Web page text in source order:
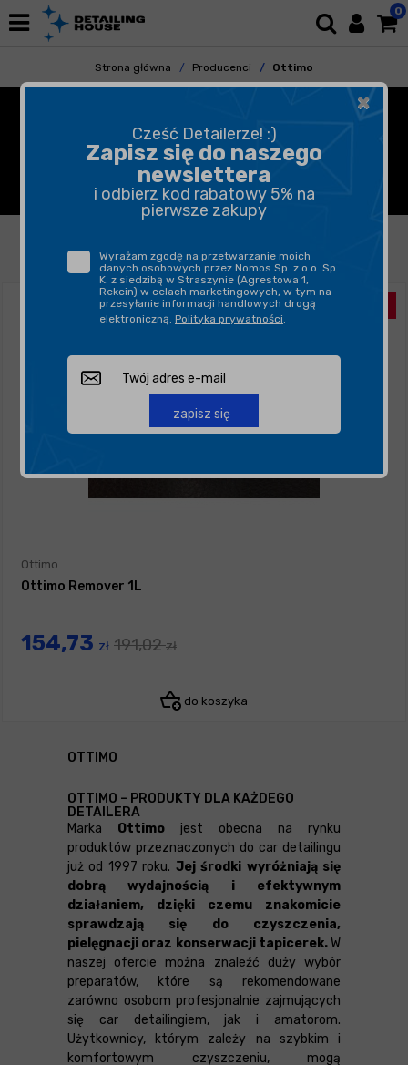
0
Strona główna Producenci Ottimo
OTTIMO - PRODUKTY DO
CZYSZCZENIA I RENOWACJI
SKÓRY
Ottimo
Ottimo Remover 1L
154,73 zł 191,02zł
do koszyka
OTTIMO
OTTIMO – PRODUKTY DLA KAŻDEGO
DETAILERA
Marka Ottimo jest obecna na rynku
produktów przeznaczonych do car detailingu
już od 1997 roku. Jej środki wyróżniają się
dobrą wydajnością i efektywnym
działaniem, dzięki czemu znakomicie
sprawdzają się do czyszczenia,
pielęgnacji oraz konserwacji tapicerek.W
naszej ofercie można znaleźć duży wybór
preparatów, które są rekomendowane
zarówno osobom profesjonalnie zajmujących
się car detailingiem, jak i amatorom.
Użytkownicy, którym zależy na szybkim i
komfortowym czyszczeniu, mogą
×
Cześć Detailerze! :)
Zapisz się do naszego
newslettera
i odbierz kod rabatowy 5% na
pierwsze zakupy
Wyrażam zgodę na przetwarzanie moich
danych osobowych przez Nomos Sp. z o.o. Sp.
K. z siedzibą w Straszynie (Agrestowa 1,
Rekcin) w celach marketingowych, w tym na
przesyłanie informacji handlowych drogą
elektroniczną. Polityka prywatności.
zapisz się